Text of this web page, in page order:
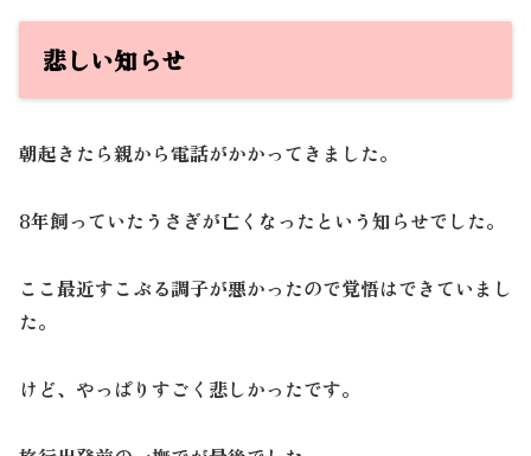
悲しい知らせ
朝起きたら親から電話がかかってきました。
8年飼っていたうさぎが亡くなったという知らせでした。
ここ最近すこぶる調子が悪かったので覚悟はできていまし
た。
けど、やっぱりすごく悲しかったです。